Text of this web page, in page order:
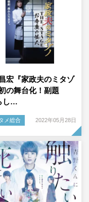
宏『家政夫のミタゾ
の舞台化！副題
し…
メ総合 2022年05月28日